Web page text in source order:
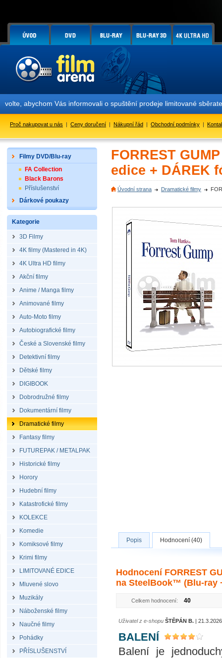
Vás informovali o spuštění prodeje limitované sběratelské
Proč nakupovat u nás | Ceny doručení | Nákupní řád | Obchodní podmínky |
Filmy DVD/Blu-ray
FA Collection
Black Barons
Příslušenství
Dárkové poukazy
Kategorie
3D Filmy
4K filmy (Mastered in 4K)
4K Ultra HD filmy
Akční filmy
Anime / Manga filmy
Animované filmy
Auto-Moto filmy
Autobiografické filmy
České a Slovenské filmy
Detektivní filmy
Dětské filmy
DIGIBOOK
Dobrodružné filmy
Dokumentární filmy
Dramatické filmy
Fantasy filmy
FUTUREPAK / METALPAK
Historické filmy
Horory
Hudební filmy
Katastrofické filmy
KOLEKCE
Komedie
Komiksové filmy
Krimi filmy
LIMITOVANÉ EDICE
Mluvené slovo
Muzikály
Náboženské filmy
Naučné filmy
Pohádky
PŘÍSLUŠENSTVÍ
FORREST
edice + DÁREK
Úvodní strana Dramatické filmy
Popis Hodnocení (40)
Hodnocení FORREST
na SteelBook™ (Blu-ray
Celkem hodnocení: 40
Uživatel z e-shopu ŠTĚPÁN B. |
BALENÍ
Balení je